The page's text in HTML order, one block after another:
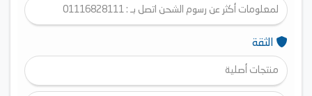
لمعلومات أكثر عن رسوم الشحن اتصل بـ : 01116828111
الثقة
منتجات أصلية